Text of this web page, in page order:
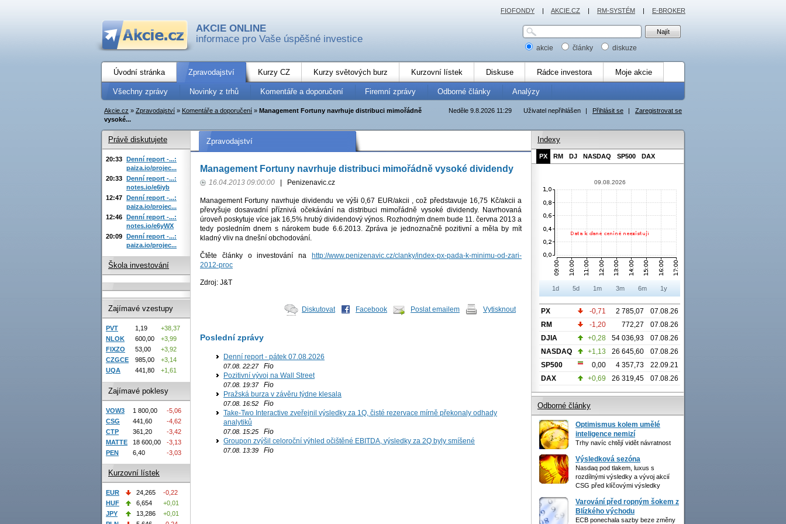
AKCIE ONLINE
informace pro Vaše úspěšné investice
akcie články diskuze
Úvodní stránka Zpravodajství Kurzy CZ Kurzy světových burz Kurzovní lístek Diskuse Rádce investora Moje akcie
Všechny zprávy Novinky z trhů Komentáře a doporučení Firemní zprávy Odborné články Analýzy
Uživatel nepřihlášen | Přihlásit se | Zaregistrovat se
Neděle 9.8.2026 11:29
Akcie.cz » Zpravodajství » Komentáře a doporučení » Management Fortuny navrhuje distribuci mimořádně
vysoké...
Zpravodajství
Management Fortuny navrhuje distribuci mimořádně vysoké dividendy
16.04.2013 09:00:00 Penizenavic.cz
Management Fortuny navrhuje dividendu ve výši 0,67 EUR/akcii , což představuje 16,75 Kč/akcii a
převyšuje dosavadní příznivá očekávání na distribuci mimořádně vysoké dividendy. Navrhovaná
úroveň poskytuje více jak 16,5% hrubý dividendový výnos. Rozhodným dnem bude 11. června 2013 a
tedy posledním dnem s nárokem bude 6.6.2013. Zpráva je jednoznačně pozitivní a měla by mít
kladný vliv na dnešní obchodování.
Čtěte články o investování na
http://www.penizenavic.cz/clanky/index-px-pada-k-minimu-od-zari-
2012-proc
Zdroj: J&T
Diskutovat Facebook Poslat emailem Vytisknout
Poslední zprávy
Denní report - pátek 07.08.2026
07.08. 22:27Fio
Pozitivní vývoj na Wall Street
07.08. 19:37Fio
Pražská burza v závěru týdne klesala
07.08. 16:52 Fio
Take-Two Interactive zveřejnil výsledky za 1Q, čisté rezervace mírně překonaly odhady
analytiků
07.08. 15:25 Fio
Groupon zvýšil celoroční výhled očištěné EBITDA, výsledky za 2Q byly smíšené
07.08. 13:39 Fio
Právě diskutujete
20:33 Denní report -...:
paiza.io/projec...
20:33 Denní report -...:
notes.io/e6iyb
12:47 Denní report -...:
paiza.io/projec...
12:46 Denní report -...:
notes.io/e6yWX
20:09 Denní report -...:
paiza.io/projec...
Škola investování
Zajímavé vzestupy
PVT 1,19
+38,37
NLOK
600,00
+3,99
FIXZO
53,00
+3,92
CZGCE
985,00
+3,14
UQA
441,80 +1,61
Zajímavé poklesy
VOW3 1 800,00
-5,06
CSG
441,60
-4,62
CTP
361,20
-3,42
MATTE
18 600,00
-3,13
PEN
6,40 -3,03
Kurzovní lístek
EUR 24,265
-0,22
HUF
6,654
+0,01
JPY
13,286
+0,01
Indexy
PX RM DJ NASDAQ SP500 DAX
09.08.2026
1d 5d 1m 3m 6m 1y
PX -0,71 2 785,07
07.08.26
RM
-1,20 772,27
07.08.26
DJIA
+0,28 54 036,93
07.08.26
NASDAQ
+1,13 26 645,60
07.08.26
SP500
0,00 4 357,73
22.09.21
DAX
+0,69 26 319,45 07.08.26
Odborné články
Optimismus kolem umělé
inteligence nemizí
Trhy navíc chtějí vidět návratnost
Výsledková sezóna
Nasdaq pod tlakem, luxus s
rozdílnými výsledky a vývoj akcií
CSG před klíčovými výsledky
Varování před ropným šokem z
Blízkého východu
ECB ponechala sazby beze změny
FIOFONDY | AKCIE.CZ | RM-SYSTÉM | E-BROKER